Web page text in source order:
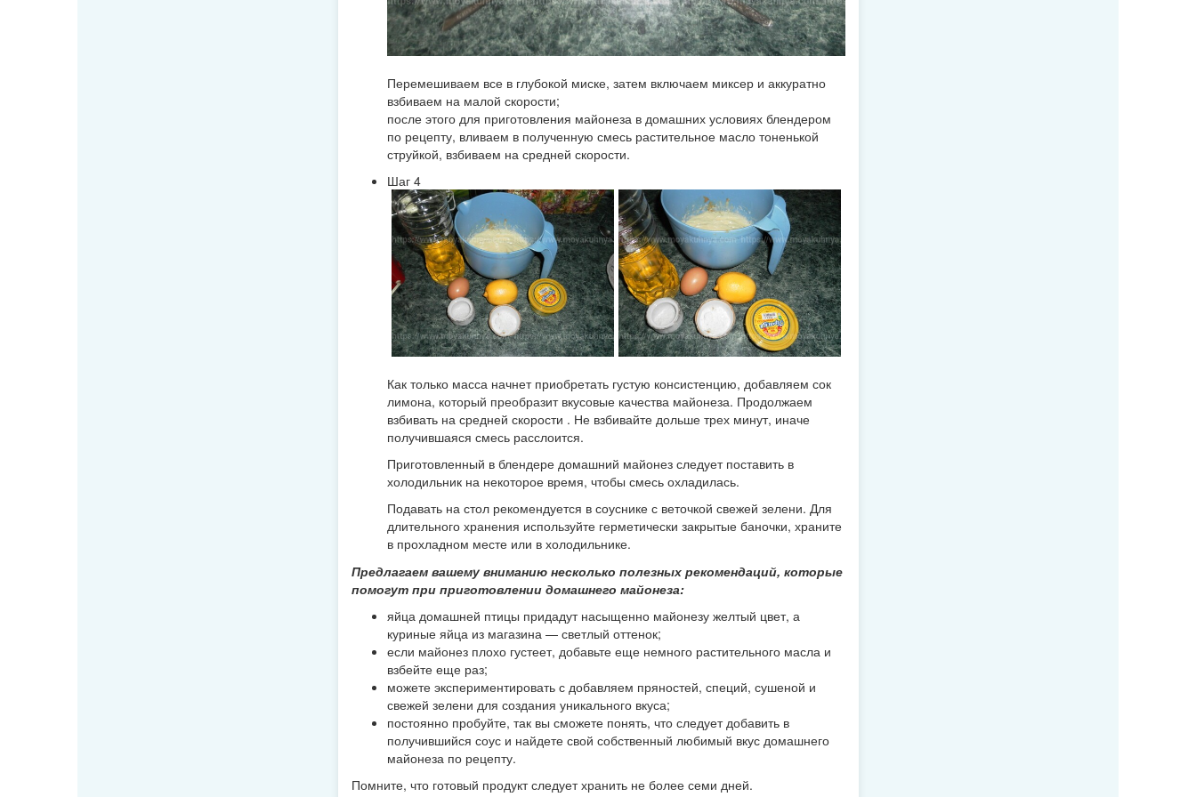
Перемешиваем все в глубокой миске, затем включаем миксер и аккуратно
взбиваем на малой скорости;
после этого для приготовления майонеза в домашних условиях блендером
по рецепту, вливаем в полученную смесь растительное масло тоненькой
струйкой, взбиваем на средней скорости.
Шаг 4
Как только масса начнет приобретать густую консистенцию, добавляем сок
лимона, который преобразит вкусовые качества майонеза. Продолжаем
взбивать на средней скорости . Не взбивайте дольше трех минут, иначе
получившаяся смесь расслоится.
Приготовленный в блендере домашний майонез следует поставить в
холодильник на некоторое время, чтобы смесь охладилась.
Подавать на стол рекомендуется в соуснике с веточкой свежей зелени. Для
длительного хранения используйте герметически закрытые баночки, храните
в прохладном месте или в холодильнике.
Предлагаем вашему вниманию несколько полезных рекомендаций, которые
помогут при приготовлении домашнего майонеза:
яйца домашней птицы придадут насыщенно майонезу желтый цвет, а
куриные яйца из магазина — светлый оттенок;
если майонез плохо густеет, добавьте еще немного растительного масла и
взбейте еще раз;
можете экспериментировать с добавляем пряностей, специй, сушеной и
свежей зелени для создания уникального вкуса;
постоянно пробуйте, так вы сможете понять, что следует добавить в
получившийся соус и найдете свой собственный любимый вкус домашнего
майонеза по рецепту.
Помните, что готовый продукт следует хранить не более семи дней.